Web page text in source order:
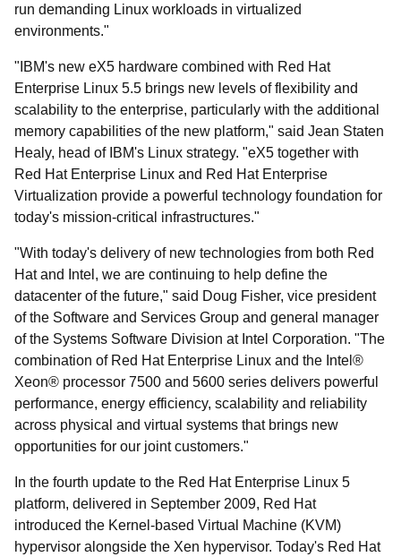
run demanding Linux workloads in virtualized
environments."
"IBM's new eX5 hardware combined with Red Hat
Enterprise Linux 5.5 brings new levels of flexibility and
scalability to the enterprise, particularly with the additional
memory capabilities of the new platform," said Jean Staten
Healy, head of IBM's Linux strategy. "eX5 together with
Red Hat Enterprise Linux and Red Hat Enterprise
Virtualization provide a powerful technology foundation for
today's mission-critical infrastructures."
"With today's delivery of new technologies from both Red
Hat and Intel, we are continuing to help define the
datacenter of the future," said Doug Fisher, vice president
of the Software and Services Group and general manager
of the Systems Software Division at Intel Corporation. "The
combination of Red Hat Enterprise Linux and the Intel®
Xeon® processor 7500 and 5600 series delivers powerful
performance, energy efficiency, scalability and reliability
across physical and virtual systems that brings new
opportunities for our joint customers."
In the fourth update to the Red Hat Enterprise Linux 5
platform, delivered in September 2009, Red Hat
introduced the Kernel-based Virtual Machine (KVM)
hypervisor alongside the Xen hypervisor. Today's Red Hat